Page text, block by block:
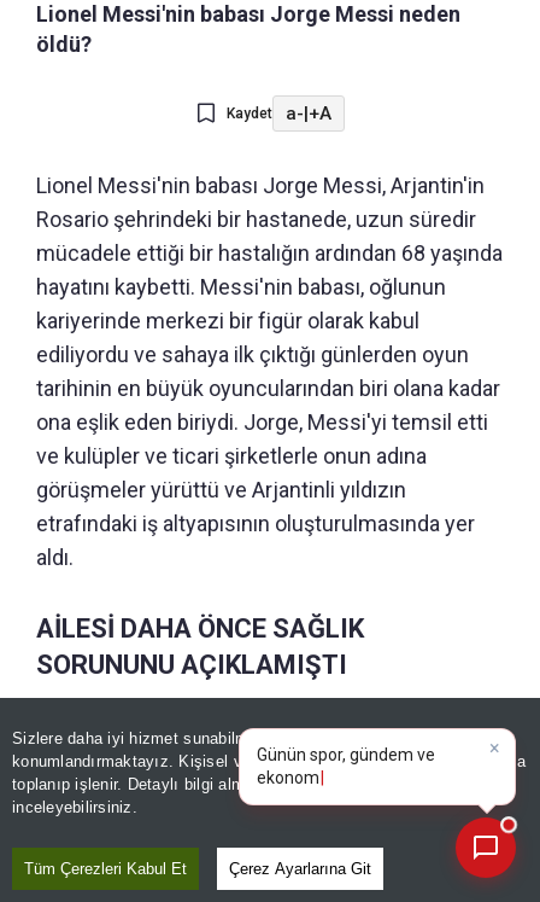
Sizlere daha iyi hizmet sunabilmek adına sitemizde
konumlandırmaktayız. Kişisel verileriniz, KVKK ve GDPR kapsamında
toplanıp işlenir. Detaylı bilgi almak içinAydınlatma Metnimizi
inceleyebilirsiniz.
Tüm Çerezleri Kabul Et Çerez Ayarlarına Git
Lionel Messi'nin babası Jorge Messi neden
öldü?
Kaydet a-|+A
Lionel Messi'nin babası Jorge Messi, Arjantin'in
Rosario şehrindeki bir hastanede, uzun süredir
mücadele ettiği bir hastalığın ardından 68 yaşında
hayatını kaybetti. Messi'nin babası, oğlunun
kariyerinde merkezi bir figür olarak kabul
ediliyordu ve sahaya ilk çıktığı günlerden oyun
tarihinin en büyük oyuncularından biri olana kadar
ona eşlik eden biriydi. Jorge, Messi'yi temsil etti
ve kulüpler ve ticari şirketlerle onun adına
görüşmeler yürüttü ve Arjantinli yıldızın
etrafındaki iş altyapısının oluşturulmasında yer
aldı.
AİLESİ DAHA ÖNCE SAĞLIK
SORUNUNU AÇIKLAMIŞTI
Jorge Messi'nin sağlık durumu son dönemde
gündemdeydi. Haziran ayında sağlık sorunları
yaşadığına ilişkin çeşitli iddialar ortaya atılmış,
yansıtmayan haberler paylaşılmıştı. Lionel Messi
×
Günün spor, gündem ve
ekonomi gelişmelerini analiz
edin!